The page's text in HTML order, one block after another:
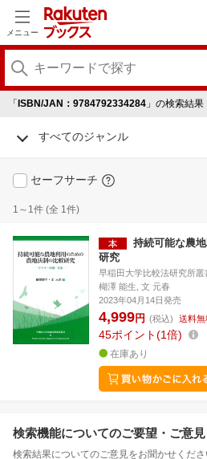
メニュー
「 ISBN/JAN：9784792334284 」の検索結果
すべてのジャンル
セーフサーチ
1～1件 (全 1件)
持続可能な農
研究
早稲田大学比較法研究所
楜澤 能生, 文 元春
2023年04月14日発売
4,999円 (税込) 送料無
45ポイント 1倍
在庫あり
検索機能についてのご要望・ご意見
検索結果についてのご意見をお聞かせくださ